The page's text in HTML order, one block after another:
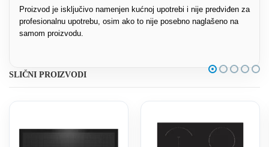
Proizvod je isključivo namenjen kućnoj upotrebi i nije predviđen za
profesionalnu upotrebu, osim ako to nije posebno naglašeno na
samom proizvodu.
SLIČNI PROIZVODI